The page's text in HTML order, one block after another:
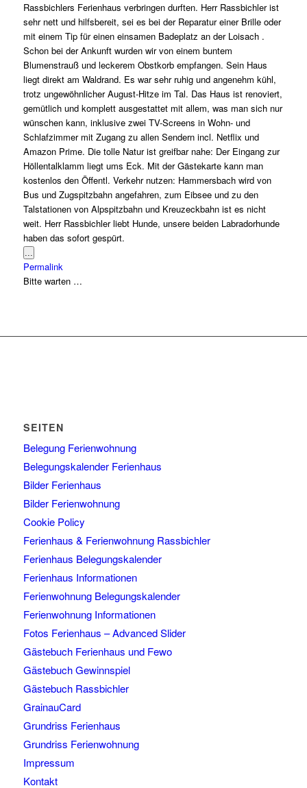
Rassbichlers Ferienhaus verbringen durften. Herr Rassbichler ist
sehr nett und hilfsbereit, sei es bei der Reparatur einer Brille oder
mit einem Tip für einen einsamen Badeplatz an der Loisach .
Schon bei der Ankunft wurden wir von einem buntem
Blumenstrauß und leckerem Obstkorb empfangen. Sein Haus
liegt direkt am Waldrand. Es war sehr ruhig und angenehm kühl,
trotz ungewöhnlicher August-Hitze im Tal. Das Haus ist renoviert,
gemütlich und komplett ausgestattet mit allem, was man sich nur
wünschen kann, inklusive zwei TV-Screens in Wohn- und
Schlafzimmer mit Zugang zu allen Sendern incl. Netflix und
Amazon Prime. Die tolle Natur ist greifbar nahe: Der Eingang zur
Höllentalklamm liegt ums Eck. Mit der Gästekarte kann man
kostenlos den Öffentl. Verkehr nutzen: Hammersbach wird von
Bus und Zugspitzbahn angefahren, zum Eibsee und zu den
Talstationen von Alpspitzbahn und Kreuzeckbahn ist es nicht
weit. Herr Rassbichler liebt Hunde, unsere beiden Labradorhunde
haben das sofort gespürt.
...
Metabox
ein-/ausblenden.
Permalink
Bitte warten …
SEITEN
Belegung Ferienwohnung
Belegungskalender Ferienhaus
Bilder Ferienhaus
Bilder Ferienwohnung
Cookie Policy
Ferienhaus & Ferienwohnung Rassbichler
Ferienhaus Belegungskalender
Ferienhaus Informationen
Ferienwohnung Belegungskalender
Ferienwohnung Informationen
Fotos Ferienhaus – Advanced Slider
Gästebuch Ferienhaus und Fewo
Gästebuch Gewinnspiel
Gästebuch Rassbichler
GrainauCard
Grundriss Ferienhaus
Grundriss Ferienwohnung
Impressum
Kontakt